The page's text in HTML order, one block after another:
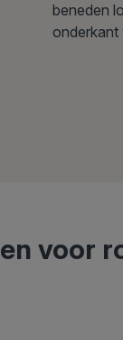
beneden
onderkant
voor